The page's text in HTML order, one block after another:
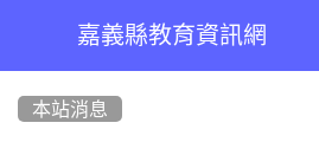
嘉義縣教育資訊網
本站消息